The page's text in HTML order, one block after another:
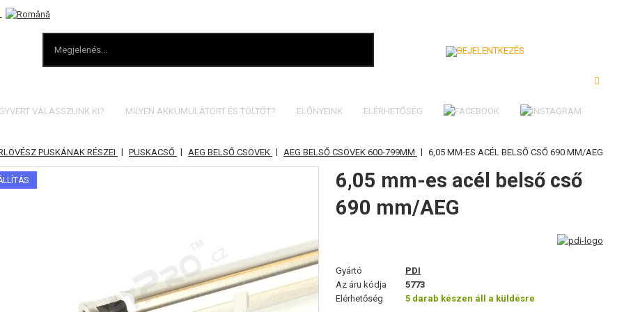
VÁLASSZUNK KI? MILYEN AKKUMULÁTORT ÉS TÖLTŐT? ELŐNYEINK ELÉRHETŐSÉG
PUSKÁNAK RÉSZEI | PUSKACSŐ | AEG BELSŐ CSÖVEK | AEG BELSŐ CSÖVEK 600-799MM | 6,05 MM-ES ACÉL BELSŐ CSŐ 690 MM/AEG
6,05 mm-es acél belső cső
690 mm/AEG
Gyártó
PDI
Az áru kódja
5773
Elérhetőség
5 darab készen áll a küldésre